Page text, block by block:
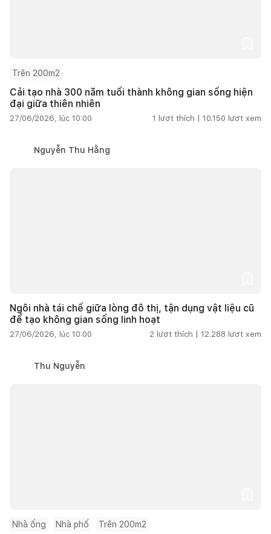
Trên 200m2
Cải tạo nhà 300 năm tuổi thành không gian sống hiện
đại giữa thiên nhiên
27/06/2026, lúc 10:00 1 lượt thích | 10.150 lượt xem
Nguyễn Thu Hằng
Ngôi nhà tái chế giữa lòng đô thị, tận dụng vật liệu cũ
để tạo không gian sống linh hoạt
27/06/2026, lúc 10:00 2 lượt thích | 12.288 lượt xem
Thu Nguyễn
Nhà ống Nhà phố Trên 200m2